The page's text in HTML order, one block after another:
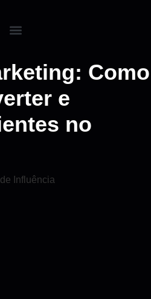
Como
e
no
Influência